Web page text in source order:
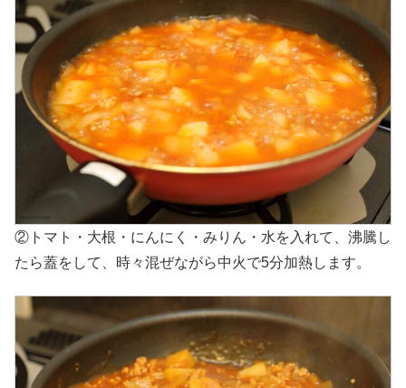
②トマト・大根・にんにく・みりん・水を入れて、沸騰し
たら蓋をして、時々混ぜながら中火で5分加熱します。